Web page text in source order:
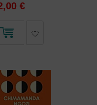
€